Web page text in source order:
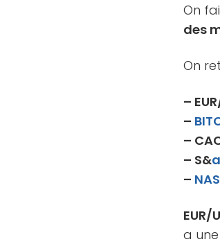
On
des
On
–
–
–
– S&
–
EUR/
a